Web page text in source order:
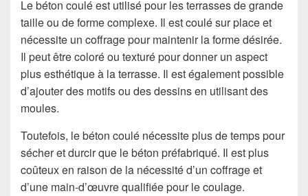
Le béton coulé est utilisé pour les terrasses de grande
taille ou de forme complexe. Il est coulé sur place et
nécessite un coffrage pour maintenir la forme désirée.
Il peut être coloré ou texturé pour donner un aspect
plus esthétique à la terrasse. Il est également possible
d’ajouter des motifs ou des dessins en utilisant des
moules.
Toutefois, le béton coulé nécessite plus de temps pour
sécher et durcir que le béton préfabriqué. Il est plus
coûteux en raison de la nécessité d’un coffrage et
d’une main-d’œuvre qualifiée pour le coulage.